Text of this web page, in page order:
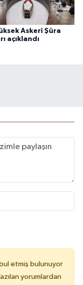
Askerî Şûra
açıklandı
etmiş bulunuyor
yorumlardan